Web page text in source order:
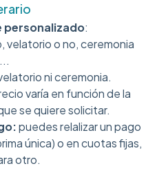
:
velatorio o no, ceremonia
ni ceremonia.
varía en función de la
se quiere solicitar.
puedes relalizar un pago
única) o en cuotas fijas,
otro.